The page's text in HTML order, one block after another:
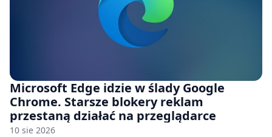
Microsoft Edge idzie w ślady Google
Chrome. Starsze blokery reklam
przestaną działać na przeglądarce
10 sie 2026